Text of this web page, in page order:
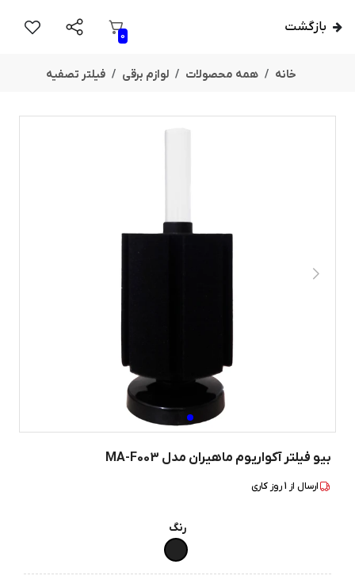
بازگشت
0
خانه همه محصولات لوازم برقی فیلتر تصفیه
بیو فیلتر آکواریوم ماهیران مدل MA-F003
ارسال از 1روز کاری
رنگ